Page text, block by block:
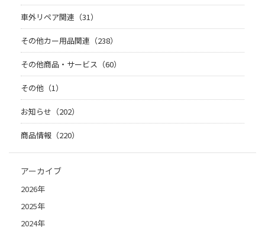
車外リペア関連（31）
その他カー用品関連（238）
その他商品・サービス（60）
その他（1）
お知らせ（202）
商品情報（220）
アーカイブ
2026年
2025年
2024年